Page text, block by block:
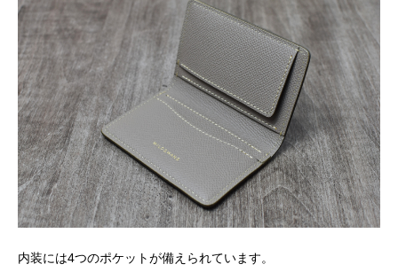
内装には4つのポケットが備えられています。